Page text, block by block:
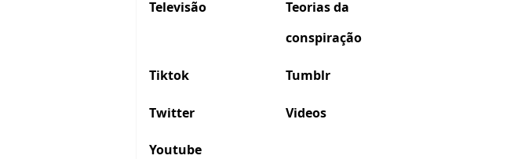
Televisão
Teorias da
conspiração
Tiktok Tumblr
Twitter Videos
Youtube